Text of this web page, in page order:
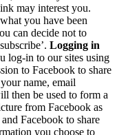
may interest you.
you have been
can decide not to
Logging in
log-in to our sites using
to Facebook to share
name, email
then be used to form a
from Facebook as
Facebook to share
you choose to